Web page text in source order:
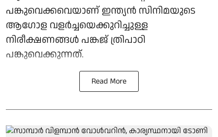
പങ്കുവെക്കവെയാണ് ഇന്ത്യൻ സിനിമയുടെ
ആഗോള വളർച്ചയെക്കുറിച്ചുള്ള
നിരീക്ഷണങ്ങൾ പങ്കജ് ത്രിപാഠി
പങ്കുവെക്കുന്നത്.
Read More